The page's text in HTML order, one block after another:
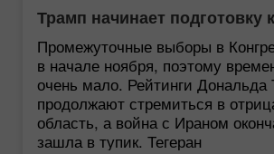
Трамп начинает подготовку
Промежуточные выборы в
в начале ноября, поэтому
очень мало. Рейтинги Дональда
продолжают стремиться в
область, а война с Ираном
зашла в тупик. Тегеран